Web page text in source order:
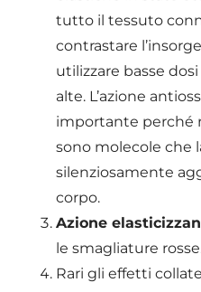
tutto il tessuto
contrastare
utilizzare basse
alte. L’azione
importante perché
sono molecole che
silenziosamente
corpo.
Azione
le smagliature
Rari gli effetti